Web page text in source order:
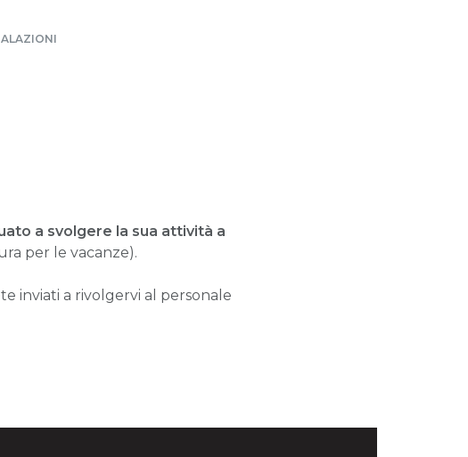
a svolgere la sua attività a
per le vacanze).
inviati a rivolgervi al personale